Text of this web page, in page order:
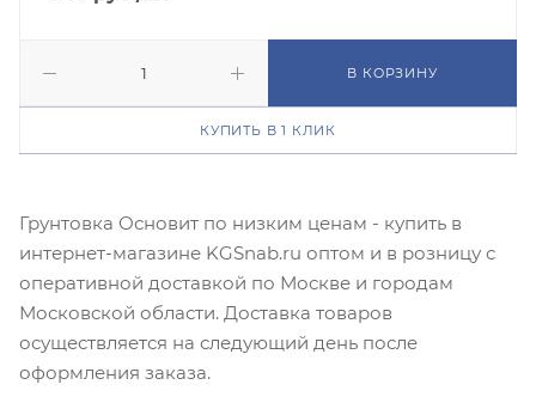
В КОРЗИНУ
КУПИТЬ В 1 КЛИК
Грунтовка Основит по низким ценам - купить в
интернет-магазине KGSnab.ru оптом и в розницу с
оперативной доставкой по Москве и городам
Московской области. Доставка товаров
осуществляется на следующий день после
оформления заказа.